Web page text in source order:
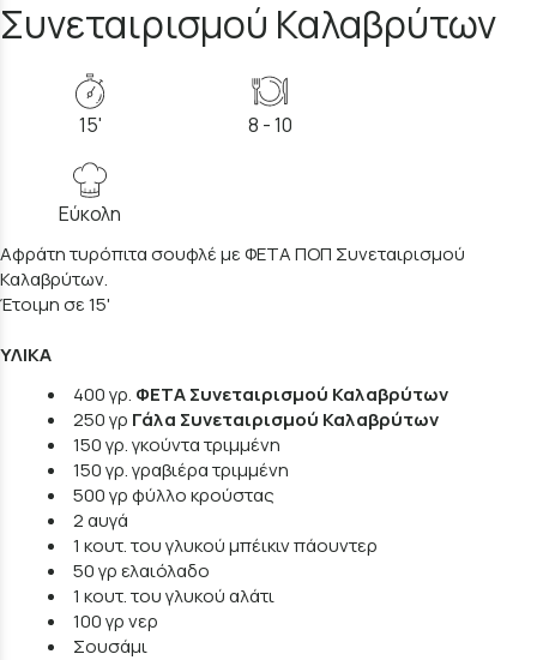
Συνεταιρισμού Καλαβρύτων
15' 8 - 10
Εύκολη
Αφράτη τυρόπιτα σουφλέ με ΦΕΤΑ ΠΟΠ Συνεταιρισμού
Καλαβρύτων.
Έτοιμη σε 15'
ΥΛΙΚΑ
400 γρ. ΦΕΤΑ Συνεταιρισμού Καλαβρύτων
250 γρ Γάλα Συνεταιρισμού Καλαβρύτων
150 γρ.γκούντα τριμμένη
150 γρ.γραβιέρα τριμμένη
500 γρ φύλλο κρούστας
2 αυγά
1 κουτ. του γλυκού μπέικιν πάουντερ
50 γρ ελαιόλαδο
1 κουτ. του γλυκού αλάτι
100 γρ νερ
Σουσάμι